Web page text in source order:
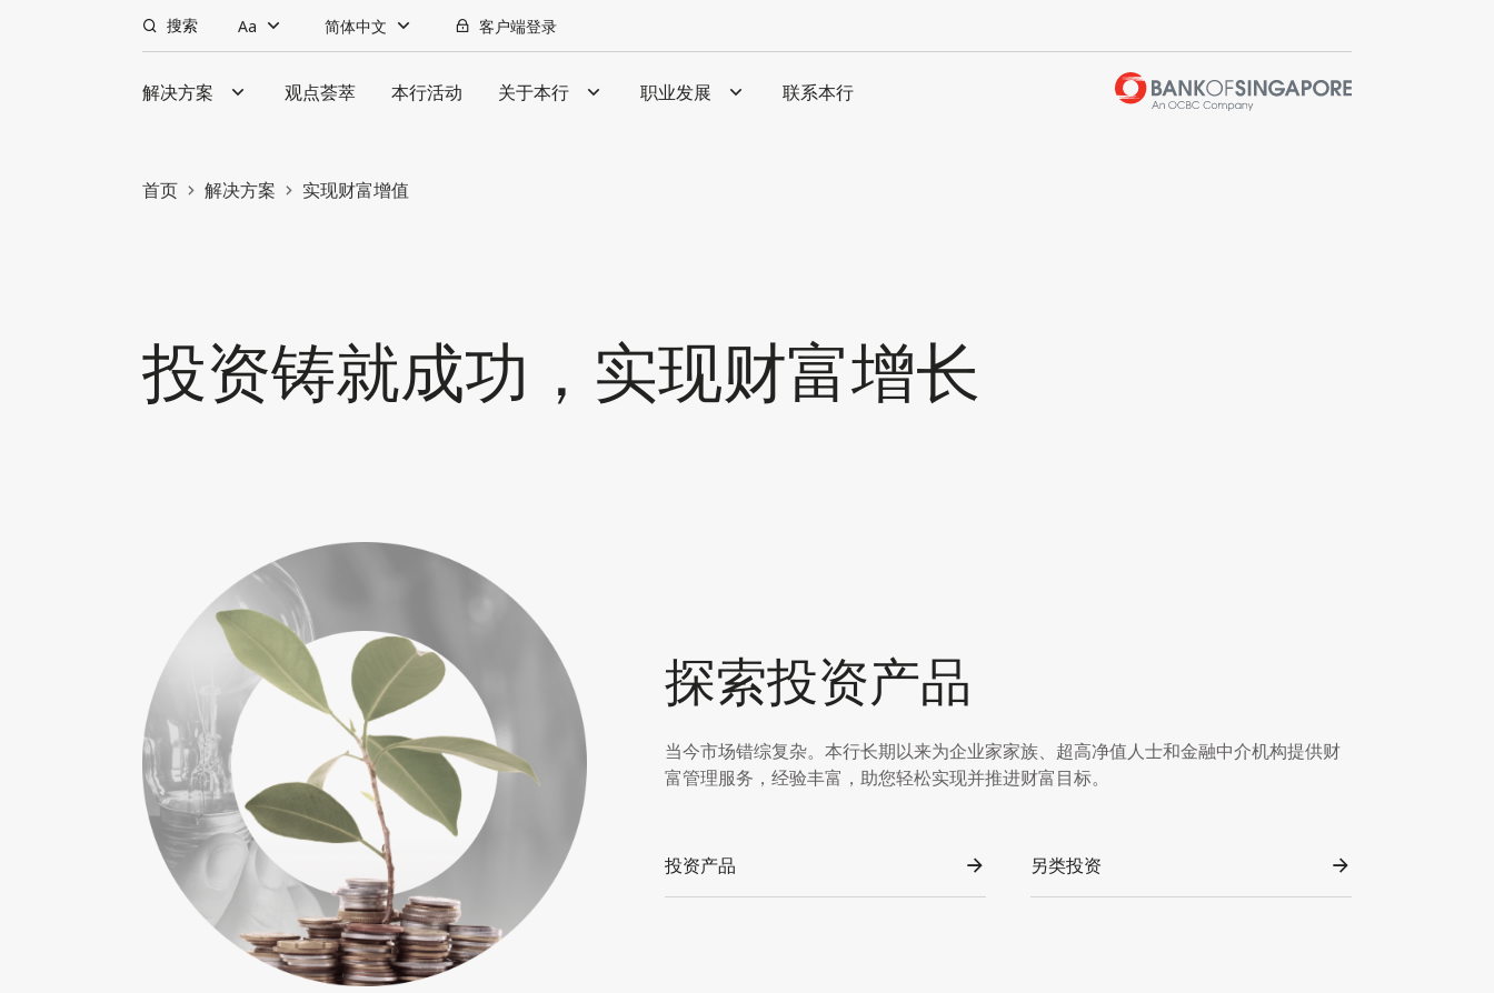
搜索 Aa 简体中文 客户端登录
解决方案 观点荟萃 本行活动 关于本行 职业发展 联系本行
首页 解决方案 实现财富增值
投资铸就成功，实现财富增长
探索投资产品
当今市场错综复杂。本行长期以来为企业家家族、超高净值人士和金融中介机构提供财
富管理服务，经验丰富，助您轻松实现并推进财富目标。
另类投资
投资产品